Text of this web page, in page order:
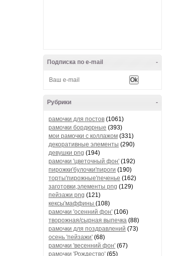
-
Подписка по e-mail
-
Рубрики
рамочки для постов (1061)
рамочки бордюрные (393)
мои рамочки с коллажом (331)
декоративные элементы (290)
девушки png (194)
рамочки 'цветочный фон' (192)
пирожки'булочки'пироги (190)
торты'пирожные'печенье (162)
заготовки,элементы png (129)
пейзажи png (121)
кексы'маффины (108)
рамочки 'осенний фон' (106)
творожная/сырная выпечка (88)
рамочки для поздравлений (73)
осень 'пейзажи' (68)
рамочки 'весенний фон' (67)
рамочки 'Рождество' (65)